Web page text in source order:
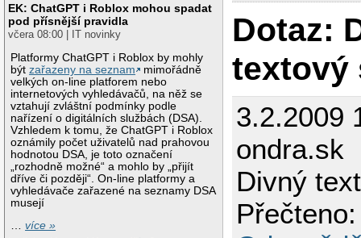
EK: ChatGPT i Roblox mohou spadat
pod přísnější pravidla
včera 08:00 | IT novinky
Platformy ChatGPT i Roblox by mohly
býtzařazeny na seznam
mimořádně
velkých on-line platforem nebo
internetových vyhledávačů, na něž se
vztahují zvláštní podmínky podle
nařízení o digitálních službách (DSA).
Vzhledem k tomu, že ChatGPT i Roblox
oznámily počet uživatelů nad prahovou
hodnotou DSA, je toto označení
„rozhodně možné“ a mohlo by „přijít
dříve či později“. On-line platformy a
vyhledávače zařazené na seznamy DSA
musejí
…více »
Dotaz:
textový
3.2.2009
ondra.sk
Divný